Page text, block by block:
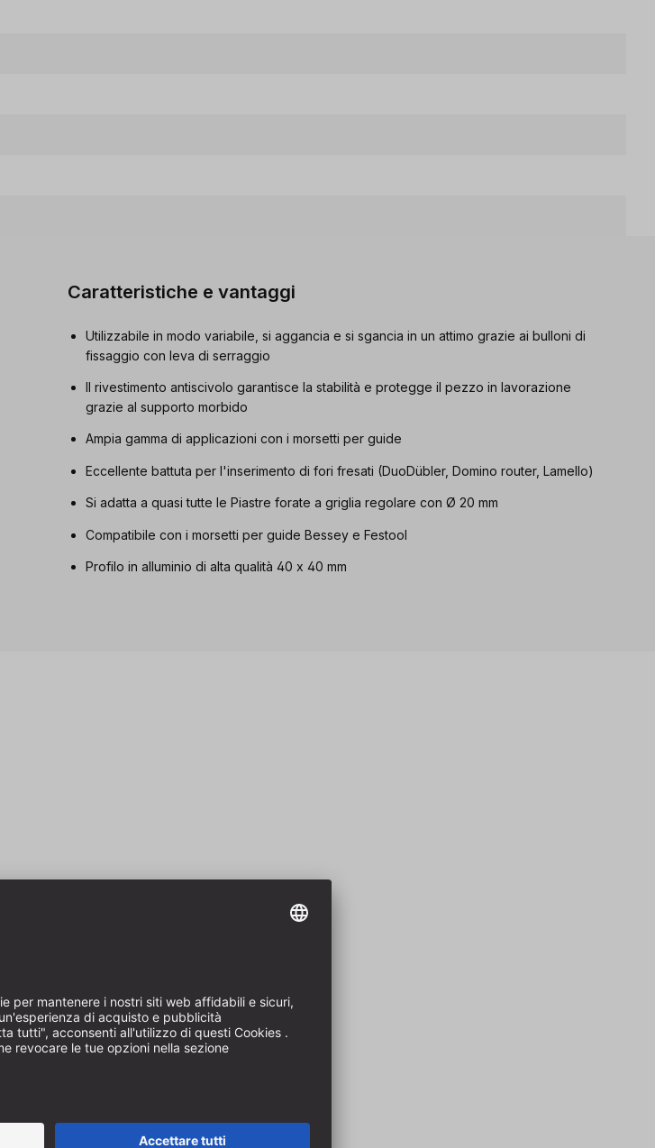
Caratteristiche e vantaggi
Utilizzabile in modo variabile, si aggancia e si sgancia in un attimo grazie ai bulloni di
fissaggio con leva di serraggio
Il rivestimento antiscivolo garantisce la stabilità e protegge il pezzo in lavorazione
grazie al supporto morbido
Ampia gamma di applicazioni con i morsetti per guide
Eccellente battuta per l'inserimento di fori fresati (DuoDübler, Domino router, Lamello)
Si adatta a quasi tutte le Piastre forate a griglia regolare con Ø 20 mm
Compatibile con i morsetti per guide Bessey e Festool
Profilo in alluminio di alta qualità 40 x 40 mm